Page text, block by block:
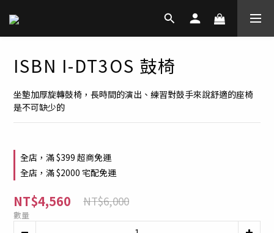
ISBN I-DT3OS 鼓椅
坐墊加厚旋轉鼓椅，長時間的演出、練習對鼓手來說舒適的座椅
是不可缺少的
全店，滿 $399 超商免運
全店，滿 $2000 宅配免運
NT$4,560 NT$6,000
數量